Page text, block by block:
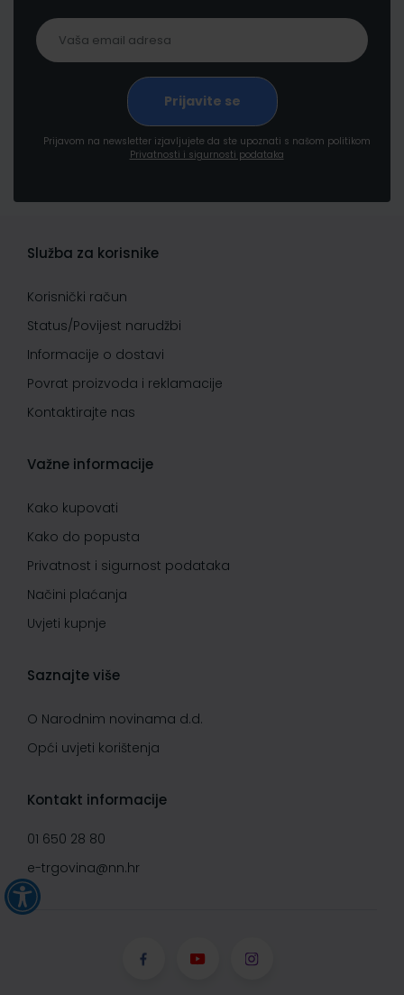
Prijavom na newsletter izjavljujete da ste upoznati s našom politikom
Privatnosti i sigurnosti podataka
Služba za korisnike
Korisnički račun
Status/Povijest narudžbi
Informacije o dostavi
Povrat proizvoda i reklamacije
Kontaktirajte nas
Važne informacije
Kako kupovati
Kako do popusta
Privatnost i sigurnost podataka
Načini plaćanja
Uvjeti kupnje
Saznajte više
O Narodnim novinama d.d.
Opći uvjeti korištenja
Kontakt informacije
01 650 28 80
e-trgovina@nn.hr